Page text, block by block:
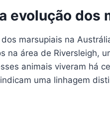
evolução dos
marsupiais na
na área de Riversleigh,
animais viveram há
uma linhagem